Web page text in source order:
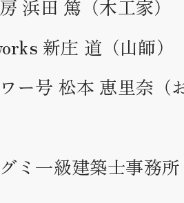
浜田 篤（木工家）
新庄 道（山師）
ー号 松本 恵里奈（
ミ一級建築士事務所